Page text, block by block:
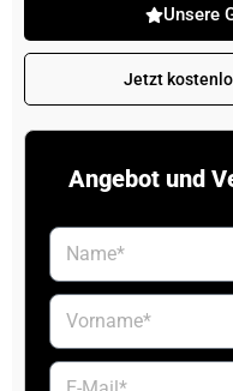
Unsere
Jetzt
Angebot und